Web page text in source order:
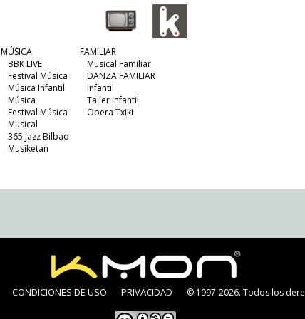
MÚSICA
BBK LIVE
Festival Música
Música Infantil
Música
Festival Música
Musical
365 Jazz Bilbao
Musiketan
FAMILIAR
Musical Familiar
DANZA FAMILIAR
Infantil
Taller Infantil
Opera Txiki
CONDICIONES DE USO PRIVACIDAD © 1997-2026. Todos los